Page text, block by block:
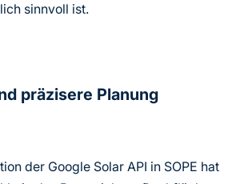
sinnvoll ist.
präzisere Planung
der Google Solar API in SOPE hat